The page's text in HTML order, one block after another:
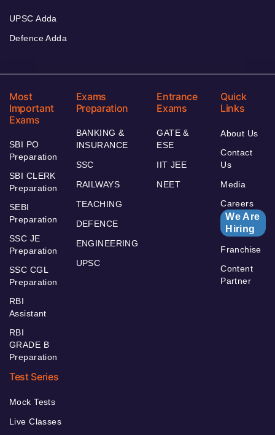
UPSC Adda
Defence Adda
Most
Important
Exams
SBI PO
Preparation
SBI CLERK
Preparation
SEBI
Preparation
SSC JE
Preparation
SSC CGL
Preparation
RBI
Assistant
RBI
GRADE B
Preparation
Exams
Preparation
BANKING &
INSURANCE
SSC
RAILWAYS
TEACHING
DEFENCE
ENGINEERING
UPSC
Entrance
Exams
GATE &
ESE
IIT JEE
NEET
Quick
Links
About Us
Contact
Us
Media
Careers
We Are
Hiring
Franchise
Content
Partner
Test Series
Mock Tests
Live Classes